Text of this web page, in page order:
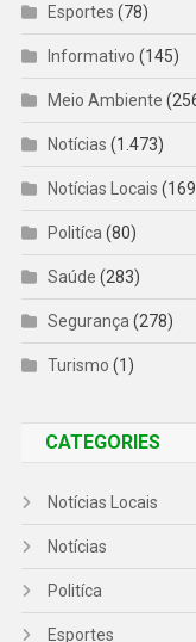
Esportes (78)
Informativo (145)
Meio Ambiente
Notícias (1.473)
Notícias Locais
Politíca (80)
Saúde (283)
Segurança (278)
Turismo (1)
CATEGORIES
Notícias Locais
Notícias
Politíca
Esportes